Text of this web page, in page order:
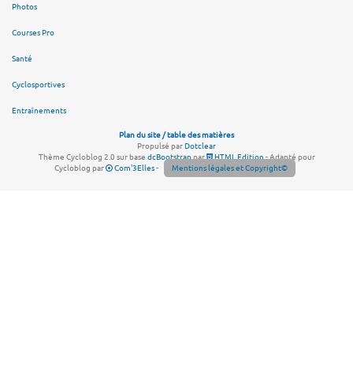
Photos
Courses Pro
Santé
Cyclosportives
Entraînements
Plan du site / table des matières
Propulsé parDotclear
Thème Cycloblog 2.0 sur base dcBootstrappar HTML Edition- Adapté pour
Cycloblog par
Com'3Elles- Mentions légales et Copyright©